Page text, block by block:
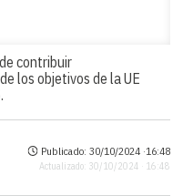
contribuir
los objetivos de la UE
Publicado: 30/10/2024 ·16:48
Actualizado: 30/10/2024 · 16:48